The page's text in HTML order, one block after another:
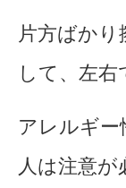
片方ばか
して、左
アレルギ
人は注意が